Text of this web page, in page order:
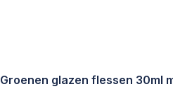
Groenen glazen flessen 30ml